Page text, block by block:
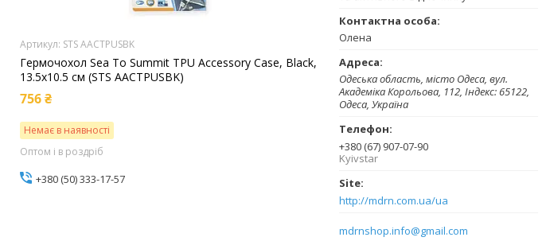
STS AACTPUSBK
Гермочохол Sea To Summit TPU Accessory Case, Black,
13.5x10.5 см (STS AACTPUSBK)
756 ₴
Немає в наявності
Оптом і в роздріб
+380 (50) 333-17-57
Олена
Одеська область, місто Одеса, вул.
Академіка Корольова, 112, Індекс: 65122,
Одеса, Україна
+380 (67) 907-07-90
Kyivstar
http://mdrn.com.ua/ua
mdrnshop.info@gmail.com